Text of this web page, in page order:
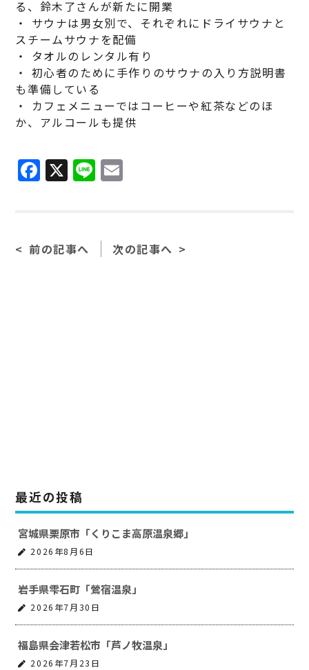
る、鈴木了さんが新たに開業
・ サウナは男女別で、それぞれにドライサウナと
スチームサウナを配備
・ タオルのレンタル有り
・ 初心者のために手作りのサウナの入り方説明書
も準備している
・ カフェメニューではコーヒーや紅茶などのほ
か、アルコールも提供
F
a
b
X Li
n
前の記事へ 次の記事へ
最近の投稿
宮城県栗原市「くりこま高原温泉郷」
2026年8月6日
岩手県雫石町「鶯宿温泉」
2026年7月30日
福島県会津若松市「芦ノ牧温泉」
2026年7月23日